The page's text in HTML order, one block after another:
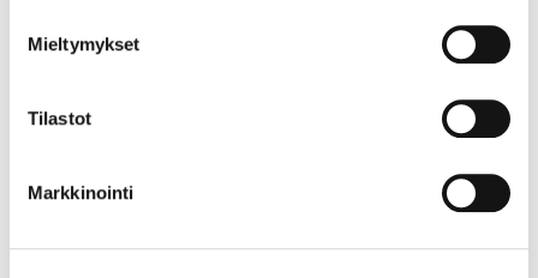
Mieltymykset
Tilastot
Markkinointi
Vatulanharjun Vestivaalit
Palinperäntie 1312